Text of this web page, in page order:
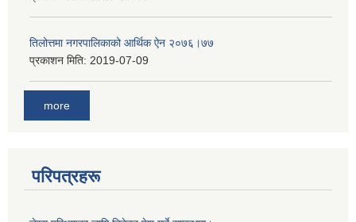
तिलोत्तमा नगरपालिकाको आर्थिक ऐन २०७६।७७
प्रकाशन मिति: 2019-07-09
more
परिपत्रहरू